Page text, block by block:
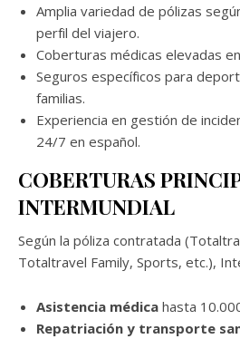
Amplia variedad de pólizas
perfil del viajero.
Coberturas médicas elevadas
Seguros específicos para
familias.
Experiencia en gestión de
24/7 en español.
COBERTURAS
INTERMUNDIAL
Según la póliza contratada
Totaltravel Family, Sports, etc.),
Asistencia médica hasta
Repatriación y transporte